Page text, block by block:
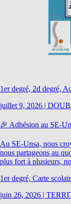
1er degré, 2d degré,
juillet 9, 2026 |
🎉 Adhésion au SE-
Au SE-Unsa, nous
nous partageons au
plus fort à plusieurs,
1er degré, Carte
juin 26, 2026 |